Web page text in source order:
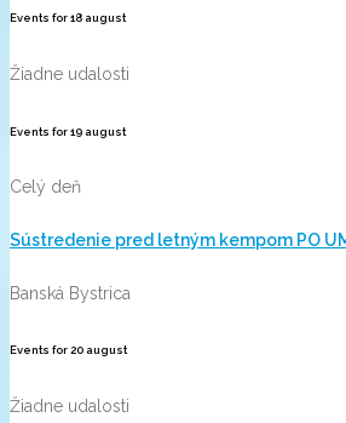
Events for18 august
Žiadne udalosti
Events for19 august
Celý deň
Sústredenie pred letným kempom PO
Banská Bystrica
Events for20 august
Žiadne udalosti